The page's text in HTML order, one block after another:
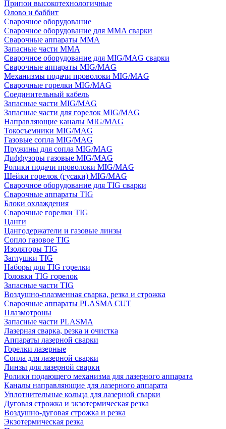
Припои высокотехнологичные
Олово и баббит
Сварочное оборудование
Сварочное оборудование для MMA сварки
Сварочные аппараты MMA
Запасные части MMA
Сварочное оборудование для MIG/MAG сварки
Сварочные аппараты MIG/MAG
Механизмы подачи проволоки MIG/MAG
Сварочные горелки MIG/MAG
Соединительный кабель
Запасные части MIG/MAG
Запасные части для горелок MIG/MAG
Направляющие каналы MIG/MAG
Токосъемники MIG/MAG
Газовые сопла MIG/MAG
Пружины для сопла MIG/MAG
Диффузоры газовые MIG/MAG
Ролики подачи проволоки MIG/MAG
Шейки горелок (гусаки) MIG/MAG
Сварочное оборудование для TIG сварки
Сварочные аппараты TIG
Блоки охлаждения
Сварочные горелки TIG
Цанги
Цангодержатели и газовые линзы
Сопло газовое TIG
Изоляторы TIG
Заглушки TIG
Наборы для TIG горелки
Головки TIG горелок
Запасные части TIG
Воздушно-плазменная сварка, резка и строжка
Сварочные аппараты PLASMA CUT
Плазмотроны
Запасные части PLASMA
Лазерная сварка, резка и очистка
Аппараты лазерной сварки
Горелки лазерные
Сопла для лазерной сварки
Линзы для лазерной сварки
Ролики подающего механизма для лазерного аппарата
Каналы направляющие для лазерного аппарата
Уплотнительные кольца для лазерной сварки
Дуговая строжка и экзотермическая резка
Воздушно-дуговая строжка и резка
Экзотермическая резка